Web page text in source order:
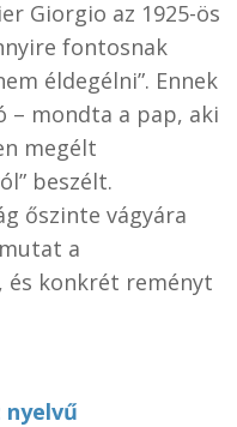
Giorgio az 1925-ös
fontosnak
éldegélni”. Ennek
– mondta a pap, aki
megélt
beszélt.
őszinte vágyára
a
és konkrét reményt
nyelvű